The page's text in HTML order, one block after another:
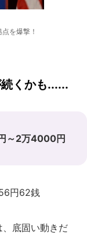
を爆撃！
くかも......
～2万4000円
円62銭
底固い動きだ